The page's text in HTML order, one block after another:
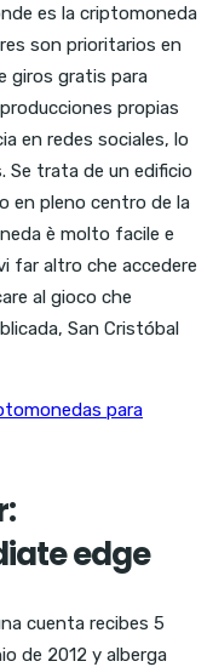
es la criptomoneda
son prioritarios en
giros gratis para
propias
en redes sociales, lo
Se trata de un edificio
en pleno centro de la
è molto facile e
far altro che accedere
al gioco che
San Cristóbal
para
edge
cuenta recibes 5
de 2012 y alberga